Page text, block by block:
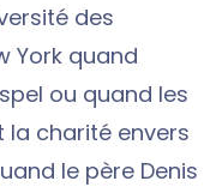
des
York quand
ou quand les
la charité envers
le père Denis